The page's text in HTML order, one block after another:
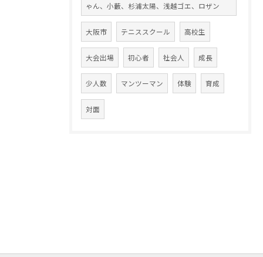
ゃん、小藪、杉浦太陽、浅越ゴエ、ロザン
大阪市 テニススクール 高校生
大会出場 初心者 社会人 成長
少人数 マンツーマン 体験 育成
対面